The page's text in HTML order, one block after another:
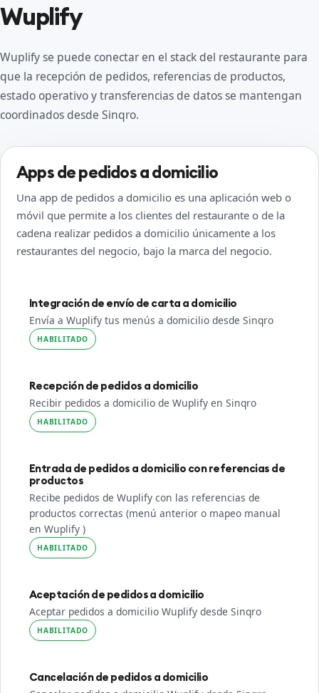
Wuplify
Wuplify se puede conectar en el stack del restaurante para
que la recepción de pedidos, referencias de productos,
estado operativo y transferencias de datos se mantengan
coordinados desde Sinqro.
Apps de pedidos a domicilio
Una app de pedidos a domicilio es una aplicación web o
móvil que permite a los clientes del restaurante o de la
cadena realizar pedidos a domicilio únicamente a los
restaurantes del negocio, bajo la marca del negocio.
Integración de envío de carta a domicilio
Envía a Wuplify tus menús a domicilio desde Sinqro
HABILITADO
Recepción de pedidos a domicilio
Recibir pedidos a domicilio de Wuplify en Sinqro
HABILITADO
Entrada de pedidos a domicilio con referencias de
productos
Recibe pedidos de Wuplify con las referencias de
productos correctas (menú anterior o mapeo manual
en Wuplify )
HABILITADO
Aceptación de pedidos a domicilio
Aceptar pedidos a domicilio Wuplify desde Sinqro
HABILITADO
Cancelación de pedidos a domicilio